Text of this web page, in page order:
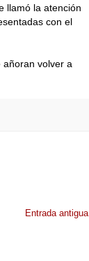
llamó la atención
con el
añoran volver a
Entrada antigua